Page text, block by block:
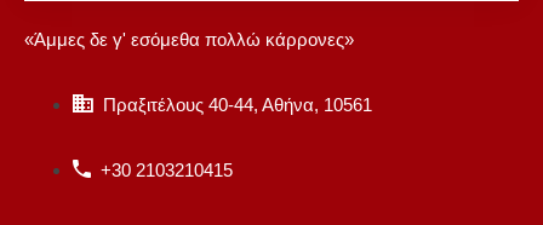
«Άμμες δε γ' εσόμεθα πολλώ κάρρονες»
Πραξιτέλους 40-44, Αθήνα, 10561
+30 2103210415